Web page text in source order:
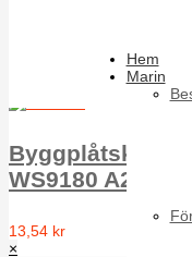
Hem
Marin
Resultat 1 - 17 av 17
Byggplåtskruv
WS9180 A2 A
13,54 kr
×